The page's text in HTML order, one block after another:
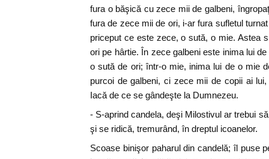
fura o băşică cu zece mii de galbeni,
fura de zece mii de ori, i-ar fura sufletul
priceput ce este zece, o sută, o mie. Astea
ori pe hârtie. În zece galbeni este inima lui
o sută de ori; într-o mie, inima lui de o mie
purcoi de galbeni, ci zece mii de copii ai
Iacă de ce se gândeşte la Dumnezeu.
- S-aprind candela, deşi Milostivul ar trebui
şi se ridică, tremurând, în dreptul icoanelor.
Scoase binişor paharul din candelă; îl puse